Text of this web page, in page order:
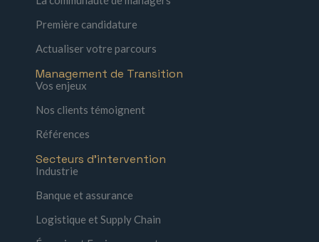
Première candidature
Actualiser votre parcours
Management de Transition
Vos enjeux
Nos clients témoignent
Références
Secteurs d'intervention
Industrie
Banque et assurance
Logistique et Supply Chain